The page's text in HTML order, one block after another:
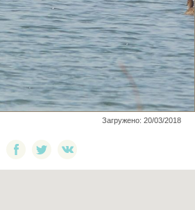
Загружено: 20/03/2018